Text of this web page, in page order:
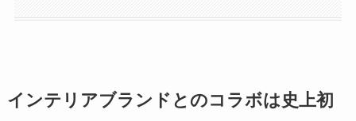
インテリアブランドとのコラボは史上初